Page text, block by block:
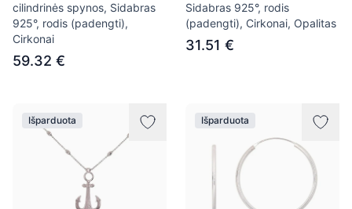
cilindrinės spynos, Sidabras
925°, rodis (padengti),
Cirkonai
59.32 €
Sidabras 925°, rodis
(padengti), Cirkonai, Opalitas
31.51 €
Išparduota Išparduota